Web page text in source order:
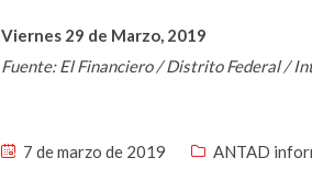
Viernes 29 de Marzo, 2019
Fuente: El Financiero / Distrito Federal /
7 de marzo de 2019 ANTAD